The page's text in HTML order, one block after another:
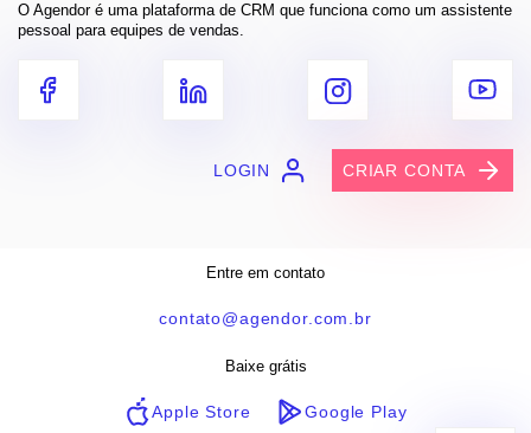
O Agendor é uma plataforma de CRM que funciona como um assistente
pessoal para equipes de vendas.
LOGIN CRIAR CONTA
Entre em contato
contato@agendor.com.br
Baixe grátis
Apple Store Google Play